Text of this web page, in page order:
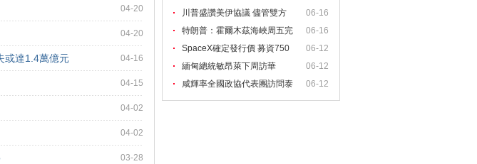
04-20
04-20
04-16
或達1.4萬億元
04-15
04-02
04-02
03-28
06-16
川普盛讚美伊協議 儘管雙方
06-16
特朗普：霍爾木茲海峽周五完
全
06-12
SpaceX確定發行價 募資750
億
06-12
緬甸總統敏昂萊下周訪華
06-12
咸輝率全國政協代表團訪問泰